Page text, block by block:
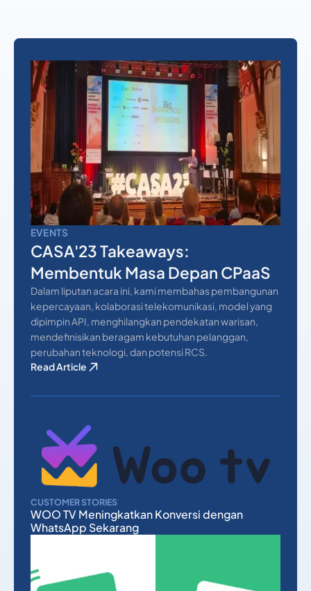
EVENTS
CASA'23 Takeaways:
Membentuk Masa Depan CPaaS
Dalam liputan acara ini, kami membahas pembangunan
kepercayaan, kolaborasi telekomunikasi, model yang
dipimpin API, menghilangkan pendekatan warisan,
mendefinisikan beragam kebutuhan pelanggan,
perubahan teknologi, dan potensi RCS.
Read Article
CUSTOMER STORIES
WOO TV Meningkatkan Konversi dengan
WhatsApp Sekarang